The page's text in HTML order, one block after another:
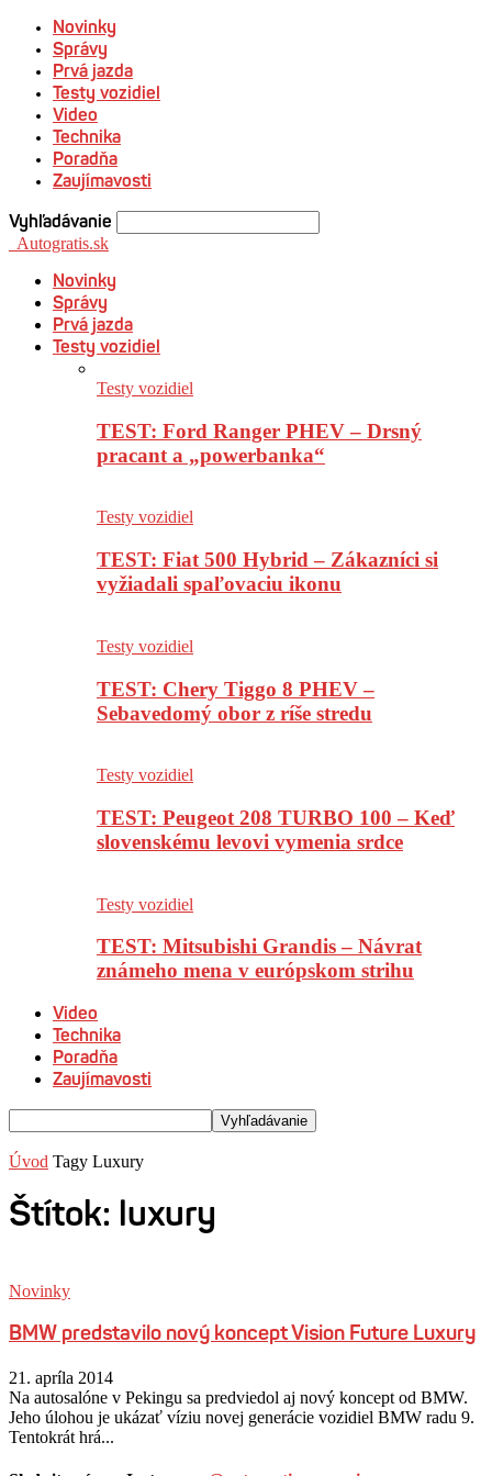
Novinky
Správy
Prvá jazda
Testy vozidiel
Video
Technika
Poradňa
Zaujímavosti
Vyhľadávanie
Autogratis.sk
Novinky
Správy
Prvá jazda
Testy vozidiel
Testy vozidiel
TEST: Ford Ranger PHEV – Drsný
pracant a „powerbanka“
Testy vozidiel
TEST: Fiat 500 Hybrid – Zákazníci si
vyžiadali spaľovaciu ikonu
Testy vozidiel
TEST: Chery Tiggo 8 PHEV –
Sebavedomý obor z ríše stredu
Testy vozidiel
TEST: Peugeot 208 TURBO 100 – Keď
slovenskému levovi vymenia srdce
Testy vozidiel
TEST: Mitsubishi Grandis – Návrat
známeho mena v európskom strihu
Video
Technika
Poradňa
Zaujímavosti
Úvod Tagy Luxury
Štítok: luxury
Novinky
BMW predstavilo nový koncept Vision Future Luxury
21. apríla 2014
Na autosalóne v Pekingu sa predviedol aj nový koncept od BMW.
Jeho úlohou je ukázať víziu novej generácie vozidiel BMW radu 9.
Tentokrát hrá...